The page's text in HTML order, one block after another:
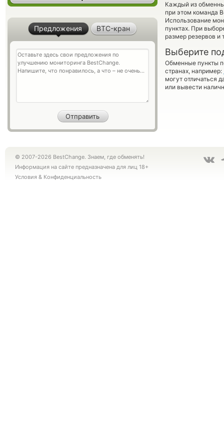
Каждый из
при этом команда
Использование
пунктах. При
размер резервов и
Выберите
Обменные пункты
странах, например:
могут отличаться
или вывести
Предложения BTC-кран
© 2007-2026 BestChange. Знаем, где обменять!
Информация на сайте предназначена для лиц 18+
Условия & Конфиденциальность